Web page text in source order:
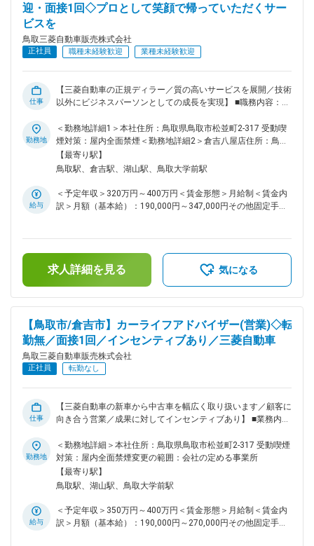
迎・面接1回◇プロとして笑顔で帰っていただくサー
ビスを
鳥取三菱自動車販売株式会社
正社員 職種未経験歓迎 業種未経験歓迎
仕事
【三菱自動車の正規ディラー／質の高いサービスを展開／技術
以外にビジネスパーソンとしての成長を実現】 ■職務内容：
・車両整備(有資格者)、洗車、タイヤ交換等(無資格者) ・自動
車の分解・組立、修理、定期点検 ・見積書、作業報告書の作
成 など ■業務特徴 ・クルマの点検・整備を通して、お客様
に安全・安心を提供していただくお仕事です。整備はクルマを
しくないと考えています。お客様のお出迎えからお見送りま
で、顧客としっかりとコミュニケーションをとり、笑顔で帰っ
す。 ・高いレベルの整備・点検サービスの提供を目指し、専
門的な技術や知識等に加え、お客様対応力を身につけるための
教育、各種研修を実施。 また技術力の確認の場としてサービ
ス技術コンテストを開催しています。 ■配属先情報： 鳥取市
山店) 倉吉市内店舗のいずれかでの勤務となります。 ■こんな
方にマッチする求人です： 資格を保有していなくても、機械
いじりが好きで自動車の整備に関心のある方 ■企業、求人の特
色： ・自動車の販売や納車後の車検、アフターメンテナンス
サービスなどを提供する三菱自動車の販売会社です ・クルマ
の点検・整備を通して、お客様に安全・安心を提供する(整備
勤務地
＜勤務地詳細1＞本社住所：鳥取県鳥取市松並町2-317 受動喫
煙対策：屋内全面禁煙＜勤務地詳細2＞倉吉八屋店住所：鳥取
県倉吉市八屋250-1 勤務地最寄駅：JR山陰本線／倉吉駅受動
喫煙対策：屋内全面禁煙変更の範囲：会社の定める事業所
【最寄り駅】
鳥取駅、倉吉駅、湖山駅、鳥取大学前駅
給与
＜予定年収＞320万円～400万円＜賃金形態＞月給制＜賃金内
訳＞月額（基本給）：190,000円～347,000円その他固定手当/
じて上下する可能性があります。月給(月額)は固定手当を含め
た表記です。
求人詳細を見る 気になる
【鳥取市/倉吉市】カーライフアドバイザー(営業)◇転
勤無／面接1回／インセンティブあり／三菱自動車
鳥取三菱自動車販売株式会社
正社員 転勤なし
仕事
【三菱自動車の新車から中古車を幅広く取り扱います／顧客に
向き合う営業／成果に対してインセンティブあり】 ■業務内容
検、アフターメンテナンス、自動車保険の販売など、カーライ
フアドバイザー（営業職）としてお仕事をお任せします。 ■具
体的には 各店舗/ショールームにご来店いただく、お客様に対
して、三菱自動車の販売や車検、修理などのアフターフォロー
ご家族の日頃の暮らしまで考えながら、新規のご提案を行うな
ど、長く深いお付き合いとなります。 ・三菱の新車、各種中
勤務地
＜勤務地詳細＞本社住所：鳥取県鳥取市松並町2-317 受動喫煙
対策：屋内全面禁煙変更の範囲：会社の定める事業所
【最寄り駅】
鳥取駅、湖山駅、鳥取大学前駅
給与
＜予定年収＞350万円～400万円＜賃金形態＞月給制＜賃金内
訳＞月額（基本給）：190,000円～270,000円その他固定手当/